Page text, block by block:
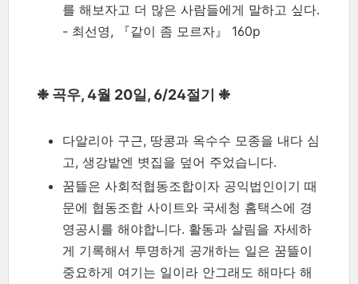
를 해보자고 더 많은 사람들에게 말하고 싶다.
- 최선영, 『같이 좀 모르자』 160p
❉ 곡우, 4월 20일, 6/24절기 ❉
다알리아 구근, 땅콩과 옥수수 모종을 내다 심
고, 생강밭엔 볏집을 덮어 주었습니다.
꿈뜰은 사회적협동조합이자 공익법인이기 때
문에 협동조합 사이트와 국세청 홈택스에 경
영공시를 해야합니다. 활동과 살림을 자세하
게 기록해서 투명하게 공개하는 일은 꿈뜰이
중요하게 여기는 일이라 안그래도 해마다 해